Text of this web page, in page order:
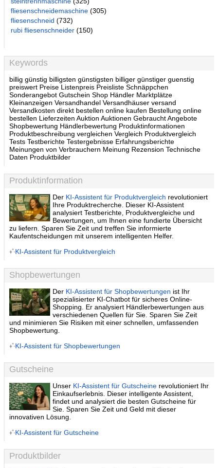
fliesenschneidemaschine (305)
fliesenschneid (732)
rubi fliesenschneider (150)
Keywords
billig günstig billigsten günstigsten billiger günstiger guenstig
preiswert Preise Listenpreis Preisliste Schnäppchen
Sonderangebot Gutschein Shop Händler Marktplätze
Kleinanzeigen Versandhandel Versandhäuser versand
Versandkosten direkt bestellen online kaufen Bestellung online
bestellen Lieferzeiten Auktion Auktionen Gebraucht Angebote
Shopbewertung Händlerbewertung Produktinformationen
Produktbeschreibung vergleichen Vergleich Produktvergleich
Tests Testberichte Testergebnisse Erfahrungsberichte
Meinungen von Verbrauchern Meinung Rezension Technische
Daten Produktbilder
Produktinformation
Der KI-Assistent für Produktvergleich revolutioniert
Ihre Produktrecherche. Dieser KI-Assistent
analysiert Testberichte, Produktvergleiche und
Bewertungen, um Ihnen eine fundierte Übersicht
zu liefern. Sparen Sie Zeit und treffen Sie informierte
Kaufentscheidungen mit unserem intelligenten Helfer.
KI-Assistent für Produktvergleich
Shopbewertungen
Der KI-Assistent für Shopbewertungen ist Ihr
spezialisierter KI-Chatbot für sicheres Online-
Shopping. Er analysiert Händlerbewertungen aus
verschiedenen Quellen für Sie. Sparen Sie Zeit
und minimieren Sie Risiken mit einer schnellen, umfassenden
Shopbewertung.
KI-Assistent für Shopbewertungen
Gutscheine
Unser KI-Assistent für Gutscheine revolutioniert Ihr
Einkaufserlebnis. Dieser intelligente Assistent,
findet und analysiert die besten Gutscheine für
Sie. Sparen Sie Zeit und Geld mit dieser
innovativen Lösung.
KI-Assistent für Gutscheine
Produktbilder